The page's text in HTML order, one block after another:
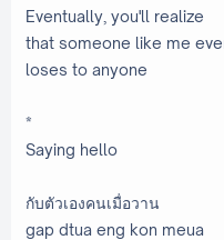
Eventually, you'll realize
that someone like me
loses to anyone
*
Saying hello
กับตัวเองคนเมื่อวาน
gap dtua eng kon meua